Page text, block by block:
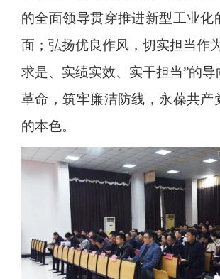
的全面领导贯穿推进新型工业化
面；弘扬优良作风，切实担当作
求是、实绩实效、实干担当”的
革命，筑牢廉洁防线，永葆共产
的本色。